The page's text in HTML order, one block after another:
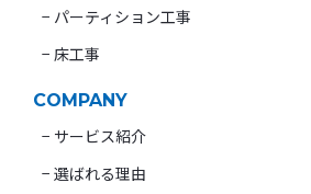
− パーティション工事
− 床工事
COMPANY
− サービス紹介
− 選ばれる理由